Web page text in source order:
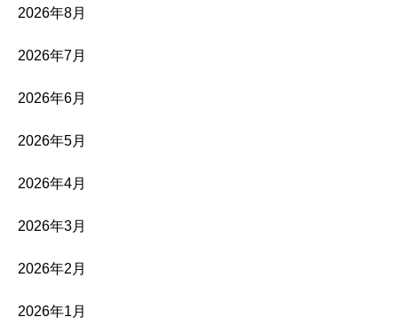
2026年8月
2026年7月
2026年6月
2026年5月
2026年4月
2026年3月
2026年2月
2026年1月